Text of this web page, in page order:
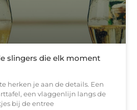
slingers die elk moment
herken je aan de details. Een
een vlaggenlijn langs de
bij de entree